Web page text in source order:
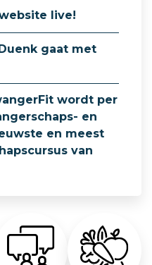
live!
gaat met
wordt per
en
en meest
van